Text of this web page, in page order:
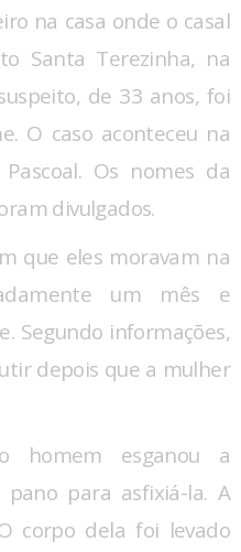
na casa onde o casal
Santa Terezinha, na
de 33 anos, foi
O caso aconteceu na
Os nomes da
divulgados.
que eles moravam na
um mês e
Segundo informações,
depois que a mulher
homem esganou a
para asfixiá-la. A
corpo dela foi levado